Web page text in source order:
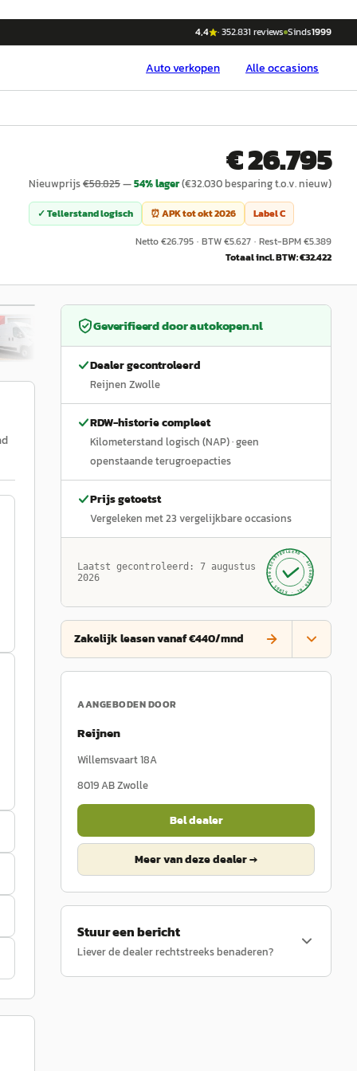
4,4 ·352.831 reviews Sinds1999
Autoverkopen Alle occasions
€ 26.795
Nieuwprijs€58.825—54% lager(€32.030besparing t.o.v. nieuw)
✓ Tellerstand logisch ⏰ APK totokt 2026 LabelC
Netto €26.795 · BTW €5.627 · Rest-BPM €5.389
Totaal incl. BTW: €32.422
/33
Geverifieerd doorautokopen.nl
Dealer gecontroleerd
Reijnen Zwolle
RDW-historie compleet
Kilometerstand logisch (NAP)· geen
openstaande terugroepacties
Prijs getoetst
Vergeleken met23 vergelijkbare occasions
Laatst gecontroleerd: 7 augustus
2026
GECONTROLEERD ·
AUTOKOPEN.NL
· SINDS 1999 ·
Zakelijk leasen vanaf €440/mnd
AANGEBODEN DOOR
Reijnen
Willemsvaart 18A
8019 ABZwolle
Bel dealer
Meer van deze dealer →
Stuur een bericht
Liever de dealer rechtstreeks benaderen?